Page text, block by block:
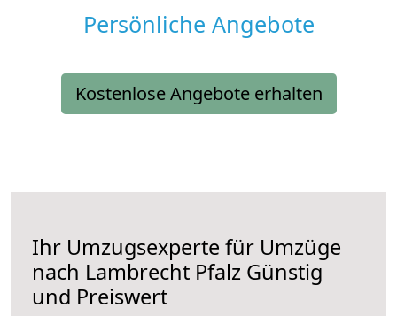
Persönliche Angebote
Kostenlose Angebote erhalten
Ihr Umzugsexperte für Umzüge
nach Lambrecht Pfalz Günstig
und Preiswert